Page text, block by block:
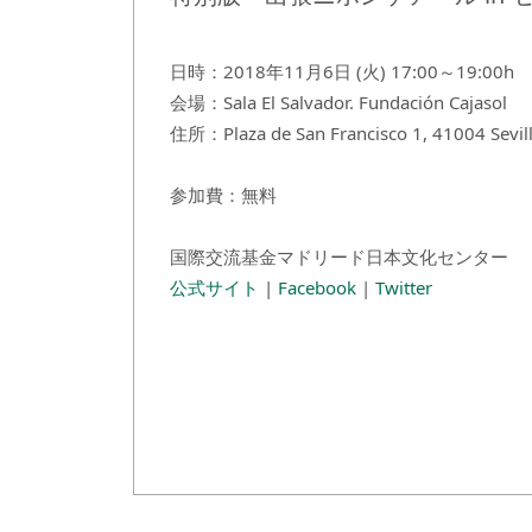
日時：2018年11月6日 (火) 17:00～19:00h
会場：Sala El Salvador. Fundación Cajasol
住所：Plaza de San Francisco 1, 41004
参加費：無料
国際交流基金マドリード日本文化センター
公式サイト | Facebook | Twitter